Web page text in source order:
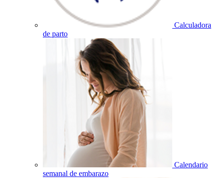
Calculadora
de parto
Calendario
semanal de embarazo